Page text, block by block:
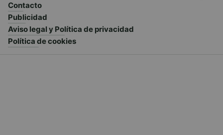
Contacto
Publicidad
Aviso legal y Política de privacidad
Política de cookies